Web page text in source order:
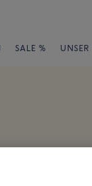
SALE % UNSER